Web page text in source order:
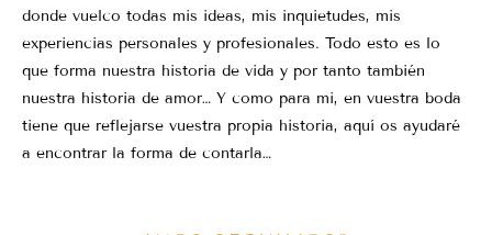
donde vuelco todas mis ideas, mis inquietudes, mis
experiencias personales y profesionales. Todo esto es lo
que forma nuestra historia de vida y por tanto también
nuestra historia de amor… Y como para mi, en vuestra boda
tiene que reflejarse vuestra propia historia, aquí os ayudaré
a encontrar la forma de contarla…